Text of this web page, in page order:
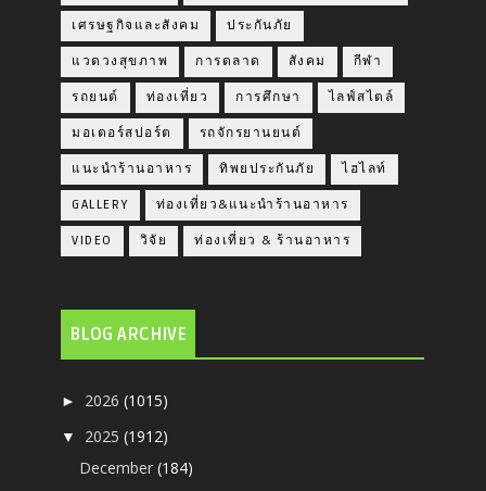
เศรษฐกิจและสังคม ประกันภัย
แวดวงสุขภาพ การตลาด สังคม กีฬา
รถยนต์ ท่องเที่ยว การศึกษา ไลฟ์สไตล์
มอเตอร์สปอร์ต รถจักรยานยนต์
แนะนำร้านอาหาร ทิพยประกันภัย ไฮไลท์
GALLERY ท่องเที่ยว&แนะนำร้านอาหาร
VIDEO วิจัย ท่องเที่ยว & ร้านอาหาร
BLOG ARCHIVE
► 2026(1015)
▼ 2025(1912)
December(184)